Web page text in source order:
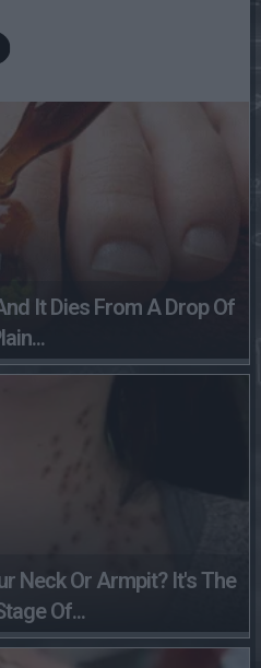
It Dies From A Drop Of
Neck Or Armpit? It's The
Of...